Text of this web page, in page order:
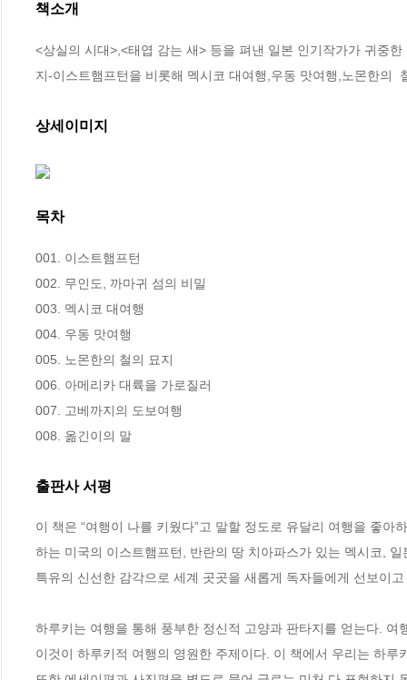
책소개
<상실의 시대>,<태엽 감는 새> 등을 펴낸 일본 인기작가가 귀중
지-이스트햄프턴을 비롯해 멕시코 대여행,우동 맛여행,노몬한의
상세이미지
목차
001. 이스트햄프턴
002. 무인도, 까마귀 섬의 비밀
003. 멕시코 대여행
004. 우동 맛여행
005. 노몬한의 철의 묘지
006. 아메리카 대륙을 가로질러
007. 고베까지의 도보여행
008. 옮긴이의 말
출판사 서평
이 책은 “여행이 나를 키웠다”고 말할 정도로 유달리 여행을 좋
하는 미국의 이스트햄프턴, 반란의 땅 치아파스가 있는 멕시코,
특유의 신선한 감각으로 세계 곳곳을 새롭게 독자들에게 선보이
하루키는 여행을 통해 풍부한 정신적 고양과 판타지를 얻는다. 여
이것이 하루키적 여행의 영원한 주제이다. 이 책에서 우리는 하